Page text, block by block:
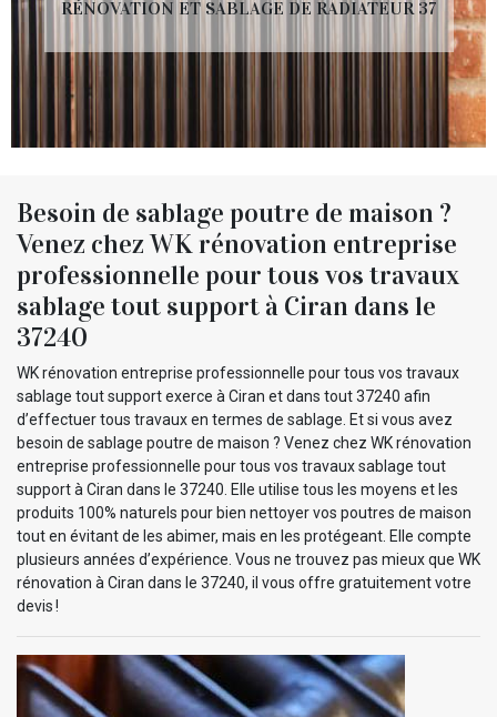
RÉNOVATION ET SABLAGE DE RADIATEUR 37
Besoin de sablage poutre de maison ?
Venez chez WK rénovation entreprise
professionnelle pour tous vos travaux
sablage tout support à Ciran dans le
37240
WK rénovation entreprise professionnelle pour tous vos travaux
sablage tout support exerce à Ciran et dans tout 37240 afin
d’effectuer tous travaux en termes de sablage. Et si vous avez
besoin de sablage poutre de maison ? Venez chez WK rénovation
entreprise professionnelle pour tous vos travaux sablage tout
support à Ciran dans le 37240. Elle utilise tous les moyens et les
produits 100% naturels pour bien nettoyer vos poutres de maison
tout en évitant de les abimer, mais en les protégeant. Elle compte
plusieurs années d’expérience. Vous ne trouvez pas mieux que WK
rénovation à Ciran dans le 37240, il vous offre gratuitement votre
devis !